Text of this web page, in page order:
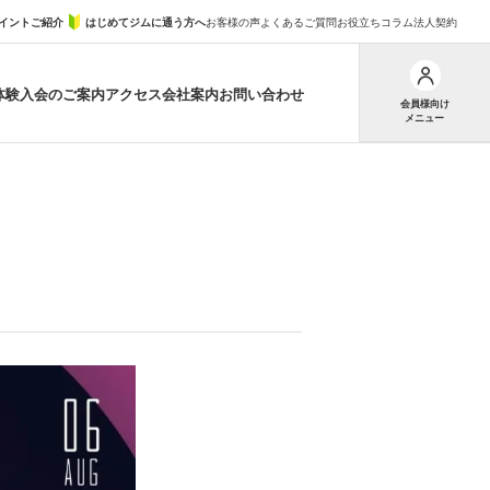
ントご紹介 はじめてジムに通う方へお客様の声よくあるご質問お役立ちコラム法人契約
験入会のご案内アクセス会社案内お問い合わせ
会員様向け
メニュー